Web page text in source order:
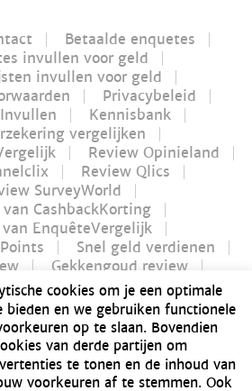
Betaalde enquetes
invullen voor geld
invullen voor geld
Privacybeleid
Kennisbank
vergelijken
Review Opinieland
Review Qlics
SurveyWorld
van CashbackKorting
van EnquêteVergelijk
Snel geld verdienen
Gekkengoud review
Myflavours review
Nucash review
| Is Futurenet betrouwbaar?
verdienen in 1 uur
van 2021 | Alles over Bitvavo
| Is Bonusway betrouwbaar?
cookies om je een optimale
bieden en we gebruiken functionele
op te slaan. Bovendien
van derde partijen om
te tonen en de inhoud van
voorkeuren af te stemmen. Ook